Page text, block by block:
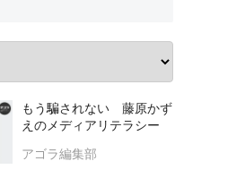
もう騙されない 藤原かず
えのメディアリテラシー
アゴラ編集部